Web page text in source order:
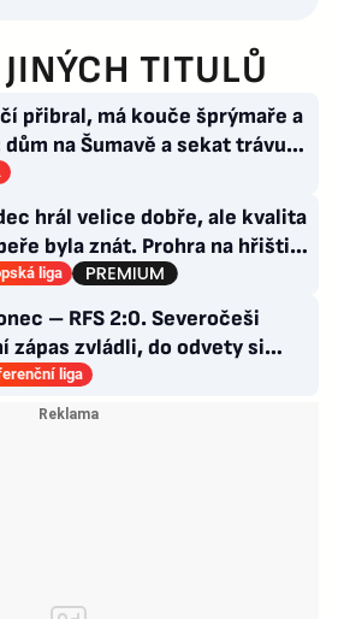
TITULŮ
přibral, má kouče šprýmaře a
dům na Šumavě a sekat trávu
Gump
hrál velice dobře, ale kvalita
byla znát. Prohra na hřišti,
v hledišti
liga
– RFS 2:0. Severočeši
zápas zvládli, do odvety si
nadějný náskok
liga